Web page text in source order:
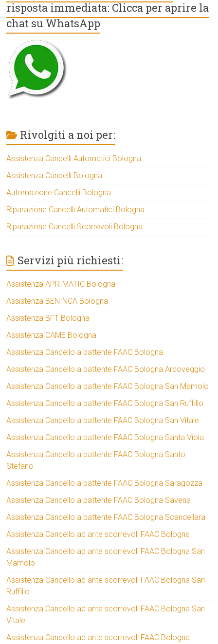
risposta immediata: Clicca per aprire la
chat su WhatsApp
Rivolgiti a noi per:
Assistenza Cancelli Automatici Bologna
Assistenza Cancelli Bologna
Automazione Cancelli Bologna
Riparazione Cancelli Automatici Bologna
Riparazione Cancelli Scorrevoli Bologna
Servizi più richiesti:
Assistenza APRIMATIC Bologna
Assistenza BENINCA Bologna
Assistenza BFT Bologna
Assistenza CAME Bologna
Assistenza Cancello a battente FAAC Bologna
Assistenza Cancello a battente FAAC Bologna Arcoveggio
Assistenza Cancello a battente FAAC Bologna San Mamolo
Assistenza Cancello a battente FAAC Bologna San Ruffillo
Assistenza Cancello a battente FAAC Bologna San Vitale
Assistenza Cancello a battente FAAC Bologna Santa Viola
Assistenza Cancello a battente FAAC Bologna Santo
Stefano
Assistenza Cancello a battente FAAC Bologna Saragozza
Assistenza Cancello a battente FAAC Bologna Savena
Assistenza Cancello a battente FAAC Bologna Scandellara
Assistenza Cancello ad ante scorrevoli FAAC Bologna
Assistenza Cancello ad ante scorrevoli FAAC Bologna San
Mamolo
Assistenza Cancello ad ante scorrevoli FAAC Bologna San
Ruffillo
Assistenza Cancello ad ante scorrevoli FAAC Bologna San
Vitale
Assistenza Cancello ad ante scorrevoli FAAC Bologna